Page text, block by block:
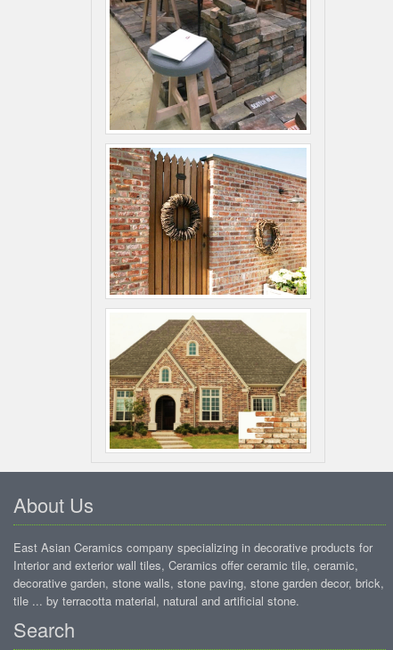
About Us
East Asian Ceramics company specializing in decorative products for
Interior and exterior wall tiles, Ceramics offer ceramic tile, ceramic,
decorative garden, stone walls, stone paving, stone garden decor, brick,
tile ... by terracotta material, natural and artificial stone.
Search